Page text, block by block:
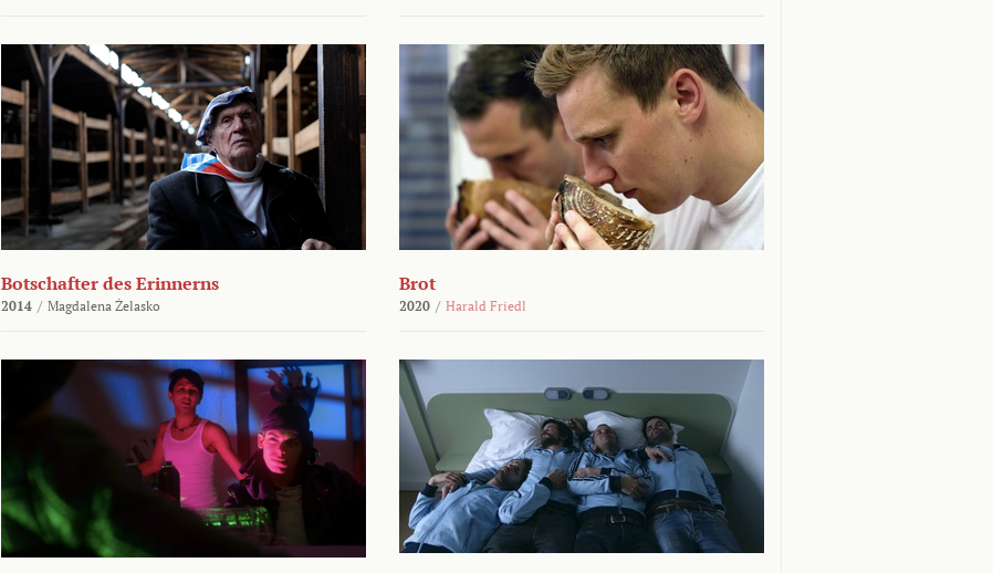
Botschafter des Erinnerns
2014 / Magdalena Żelasko
Brot
2020 / Harald Friedl